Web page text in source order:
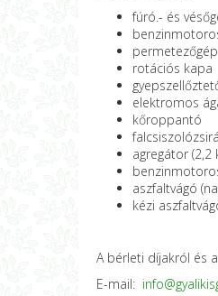
fúró.- és
permetezőgép
rotációs kapa
elektromos
kőroppantó
agregátor (2,2
aszfaltvágó
kézi
A bérleti díjakról és
E-mail: